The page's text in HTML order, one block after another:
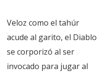
Veloz como el tahúr
acude al garito, el Diablo
se corporizó al ser
invocado para jugar al